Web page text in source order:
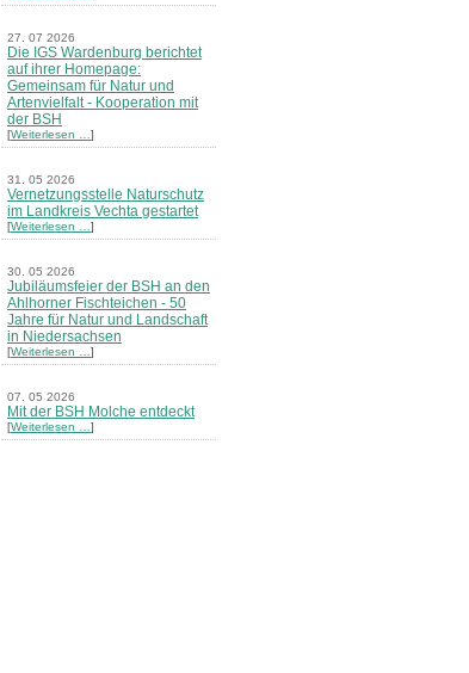
27. 07 2026
Die IGS Wardenburg berichtet
auf ihrer Homepage:
Gemeinsam für Natur und
Artenvielfalt - Kooperation mit
der BSH
[Weiterlesen … ]
31. 05 2026
Vernetzungsstelle Naturschutz
im Landkreis Vechta gestartet
[Weiterlesen … ]
30. 05 2026
Jubiläumsfeier der BSH an den
Ahlhorner Fischteichen - 50
Jahre für Natur und Landschaft
in Niedersachsen
[Weiterlesen … ]
07. 05 2026
Mit der BSH Molche entdeckt
[Weiterlesen … ]